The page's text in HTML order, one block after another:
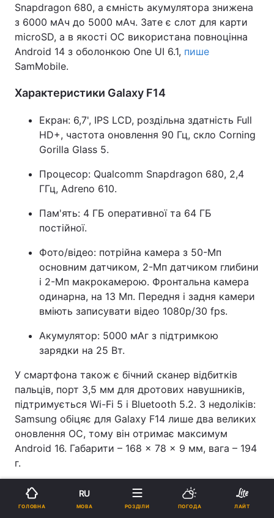
Snapdragon 680, а ємність акумулятора знижена
з 6000 мАч до 5000 мАч. Зате є слот для карти
microSD, а в якості ОС використана повноцінна
Android 14 з оболонкою One UI 6.1, пише
SamMobile.
Характеристики Galaxy F14
Екран: 6,7', IPS LCD, роздільна здатність Full
HD+, частота оновлення 90 Гц, скло Corning
Gorilla Glass 5.
Процесор: Qualcomm Snapdragon 680, 2,4
ГГц, Adreno 610.
Пам'ять: 4 ГБ оперативної та 64 ГБ
постійної.
Фото/відео: потрійна камера з 50-Мп
основним датчиком, 2-Мп датчиком глибини
і 2-Мп макрокамерою. Фронтальна камера
одинарна, на 13 Мп. Передня і задня камери
вміють записувати відео 1080p/30 fps.
Акумулятор: 5000 мАг з підтримкою
зарядки на 25 Вт.
У смартфона також є бічний сканер відбитків
пальців, порт 3,5 мм для дротових навушників,
підтримується Wi-Fi 5 і Bluetooth 5.2. З недоліків:
Samsung обіцяє для Galaxy F14 лише два великих
оновлення ОС, тому він отримає максимум
Android 16. Габарити – 168 × 78 × 9 мм, вага – 194
г.
Першою країною, де стартував продаж Galaxy
F14, стала Індія. Там його оцінили в 8999 рупій
ГОЛОВНА
RU
МОВА РОЗДІЛИ ПОГОДА ЛАЙТ